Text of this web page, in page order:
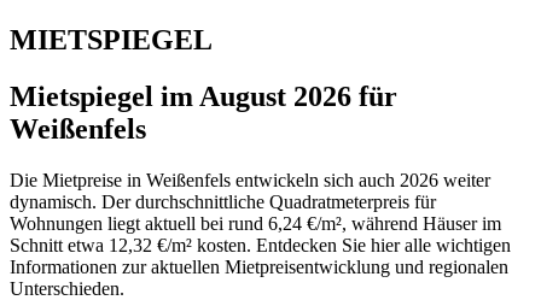
MIETSPIEGEL
Mietspiegel im August 2026 für
Weißenfels
Die Mietpreise in Weißenfels entwickeln sich auch 2026 weiter
dynamisch. Der durchschnittliche Quadratmeterpreis für
Wohnungen liegt aktuell bei rund 6,24 €/m², während Häuser im
Schnitt etwa 12,32 €/m² kosten. Entdecken Sie hier alle wichtigen
Informationen zur aktuellen Mietpreisentwicklung und regionalen
Unterschieden.